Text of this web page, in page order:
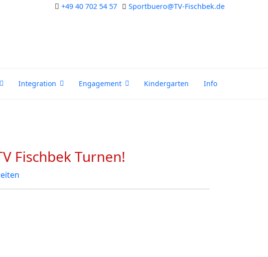
+49 40 702 54 57 Sportbuero@TV-Fischbek.de
Integration Engagement Kindergarten Info
Fischbek Turnen!